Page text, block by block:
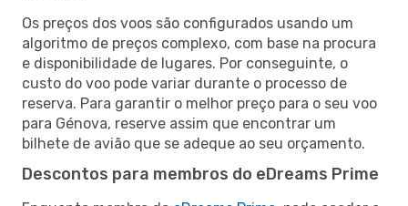
Os preços dos voos são configurados usando um
algoritmo de preços complexo, com base na procura
e disponibilidade de lugares. Por conseguinte, o
custo do voo pode variar durante o processo de
reserva. Para garantir o melhor preço para o seu voo
para Génova, reserve assim que encontrar um
bilhete de avião que se adeque ao seu orçamento.
Descontos para membros do eDreams Prime